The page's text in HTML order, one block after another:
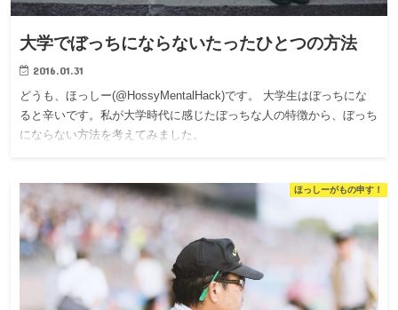
大学でぼっちにならないたったひとつの方法
2016.01.31
どうも、ほっしー(@HossyMentalHack)です。 大学生はぼっちにな
ると辛いです。私が大学時代に感じたぼっちな人の特徴から、ぼっち
にならない方法を考えてみました。
ほっしーがもの申す！